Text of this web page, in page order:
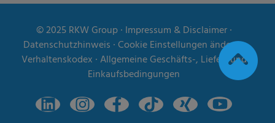
© 2025RKW Group∙ Impressum & Disclaimer∙
Datenschutzhinweis ∙Cookie Einstellungen ändern∙
Verhaltenskodex ∙Allgemeine Geschäfts-, Liefer- und
Einkaufsbedingungen